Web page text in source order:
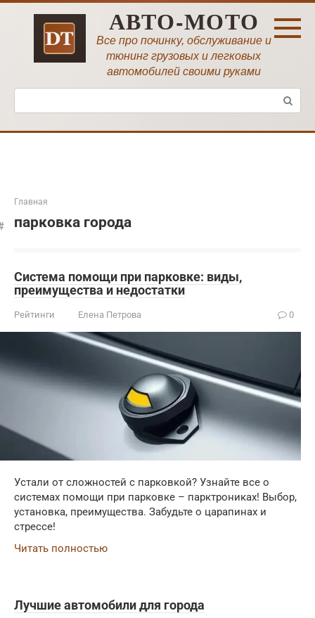
Перейти
АВТО-МОТО
Все про починку, обслуживание и
тюнинг грузовых и легковых
автомобилей своими руками
Поиск:
Главная
парковка города
Система помощи при парковке: виды,
преимущества и недостатки
Рейтинги Елена Петрова 0
Устали от сложностей с парковкой? Узнайте все о
системах помощи при парковке – парктрониках! Выбор,
установка, преимущества. Забудьте о царапинах и
стрессе!
Читать полностью
Лучшие автомобили для города